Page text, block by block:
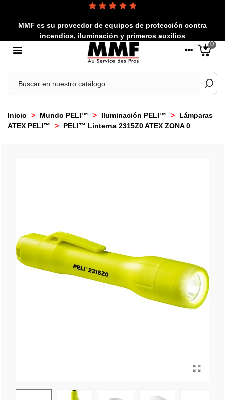
MMF es su proveedor de equipos de protección contra
incendios, iluminación y primeros auxilios
0
Inicio > Mundo PELI™ > Iluminación PELI™ >
Lámparas
ATEX PELI™
> PELI™ Linterna 2315Z0 ATEX ZONA 0